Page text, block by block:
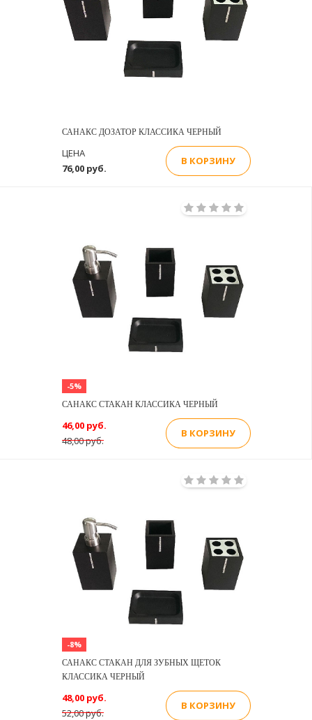
САНАКС ДОЗАТОР КЛАССИКА ЧЕРНЫЙ
76,00 руб.
ЦЕНА
В КОРЗИНУ
-5%
САНАКС СТАКАН КЛАССИКА ЧЕРНЫЙ
48,00 руб.
46,00 руб.
В КОРЗИНУ
-8%
САНАКС СТАКАН ДЛЯ ЗУБНЫХ ЩЕТОК
КЛАССИКА ЧЕРНЫЙ
52,00 руб.
48,00 руб.
В КОРЗИНУ